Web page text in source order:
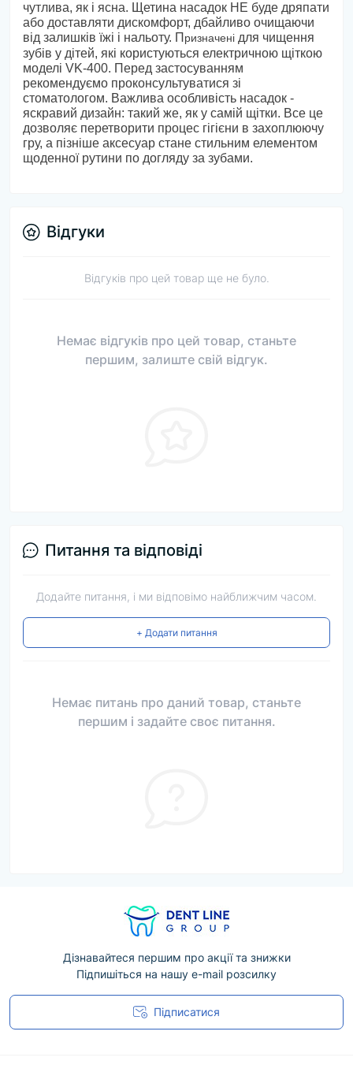
чутлива, як і ясна. Щетина насадок НЕ буде дряпати
або доставляти дискомфорт, дбайливо очищаючи
від залишків їжі і нальоту. П ризначені для чищення
зубів у дітей, які користуються електричною щіткою
моделі VK-400. Перед застосуванням
рекомендуємо проконсультуватися зі
стоматологом. Важлива особливість насадок -
яскравий дизайн: такий же, як у самій щітки. Все це
дозволяє перетворити процес гігієни в захоплюючу
гру, а пізніше аксесуар стане стильним елементом
щоденної рутини по догляду за зубами.
Відгуки
Відгуків про цей товар ще не було.
Немає відгуків про цей товар, станьте
першим, залиште свій відгук.
Питання та відповіді
Додайте питання, і ми відповімо найближчим часом.
+ Додати питання
Немає питань про даний товар, станьте
першим і задайте своє питання.
Дізнавайтеся першим про акції та знижки
Підпишіться на нашу e-mail розсилку
Підписатися